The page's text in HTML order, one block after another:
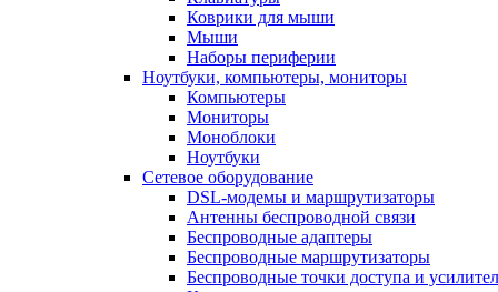
Коврики для мыши
Мыши
Наборы периферии
Ноутбуки, компьютеры, мониторы
Компьютеры
Мониторы
Моноблоки
Ноутбуки
Сетевое оборудование
DSL-модемы и маршрутизаторы
Антенны беспроводной связи
Беспроводные адаптеры
Беспроводные маршрутизаторы
Беспроводные точки доступа и